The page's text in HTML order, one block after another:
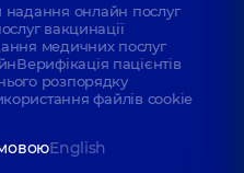
надання онлайн послуг
вакцинації
медичних послуг
Верифікація пацієнтів
розпорядку
файлів cookie
English